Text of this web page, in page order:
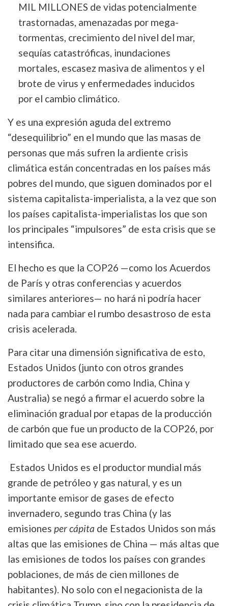
MIL MILLONES de vidas potencialmente
trastornadas, amenazadas por mega-
tormentas, crecimiento del nivel del mar,
sequías catastróficas, inundaciones
mortales, escasez masiva de alimentos y el
brote de virus y enfermedades inducidos
por el cambio climático.
Y es una expresión aguda del extremo
“desequilibrio” en el mundo que las masas de
personas que más sufren la ardiente crisis
climática están concentradas en los países más
pobres del mundo, que siguen dominados por el
sistema capitalista-imperialista, a la vez que son
los países capitalista-imperialistas los que son
los principales “impulsores” de esta crisis que se
intensifica.
El hecho es que la COP26 —como los Acuerdos
de París y otras conferencias y acuerdos
similares anteriores— no hará ni podría hacer
nada para cambiar el rumbo desastroso de esta
crisis acelerada.
Para citar una dimensión significativa de esto,
Estados Unidos (junto con otros grandes
productores de carbón como India, China y
Australia) se negó a firmar el acuerdo sobre la
eliminación gradual por etapas de la producción
de carbón que fue un producto de la COP26, por
limitado que sea ese acuerdo.
Estados Unidos es el productor mundial más
grande de petróleo y gas natural, y es un
importante emisor de gases de efecto
invernadero, segundo tras China (y las
emisiones per cápita de Estados Unidos son más
altas que las emisiones de China — más altas que
las emisiones de todos los países con grandes
poblaciones, de más de cien millones de
habitantes). No solo con el negacionista de la